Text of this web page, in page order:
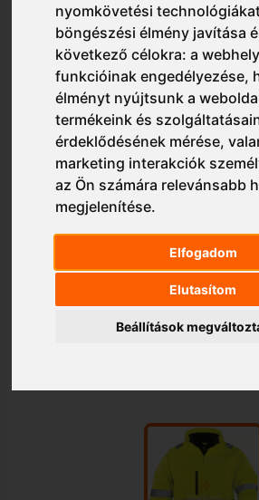
nyomkövetési
böngészési élmény javítása
következő célokra:a
funkcióinak engedélyezése,
élményt nyújtsunk a
termékeink és
érdeklődésének mérése,
marketing interakciók
az Ön számára relevánsabb
megjelenítése.
Elfogadom
Elutasítom
Beállítások
7HWXY HI-WAY
sárga/fekete